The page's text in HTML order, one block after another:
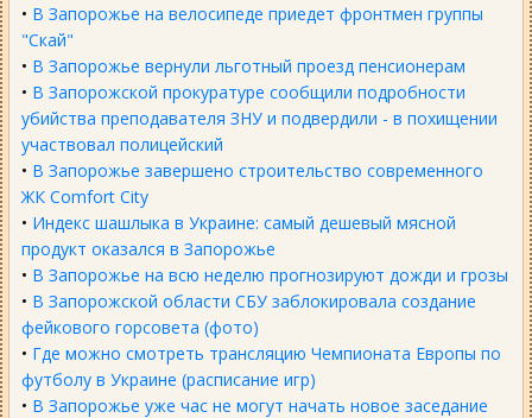
• В Запорожье на велосипеде приедет фронтмен группы
"Скай"
• В Запорожье вернули льготный проезд пенсионерам
• В Запорожской прокуратуре сообщили подробности
убийства преподавателя ЗНУ и подвердили - в похищении
участвовал полицейский
• В Запорожье завершено строительство современного
ЖК Comfort City
• Индекс шашлыка в Украине: самый дешевый мясной
продукт оказался в Запорожье
• В Запорожье на всю неделю прогнозируют дожди и грозы
• В Запорожской области СБУ заблокировала создание
фейкового горсовета (фото)
• Где можно смотреть трансляцию Чемпионата Европы по
футболу в Украине (расписание игр)
• В Запорожье уже час не могут начать новое заседание